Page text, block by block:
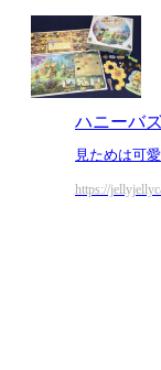
ハニーバ
見ためは可
https://